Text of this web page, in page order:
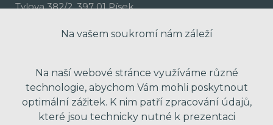
Tylova 382/2, 397 01 Písek
Na vašem soukromí nám záleží
Na naší webové stránce využíváme různé
technologie, abychom Vám mohli poskytnout
optimální zážitek. K nim patří zpracování údajů,
které jsou technicky nutné k prezentaci